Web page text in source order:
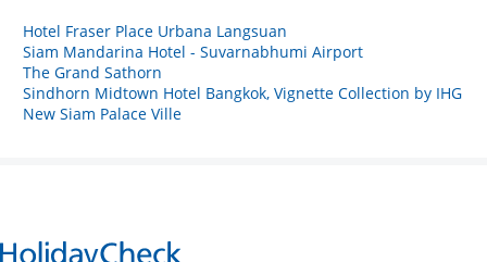
Hotel Fraser Place Urbana Langsuan
Siam Mandarina Hotel - Suvarnabhumi Airport
The Grand Sathorn
Sindhorn Midtown Hotel Bangkok, Vignette Collection by IHG
New Siam Palace Ville